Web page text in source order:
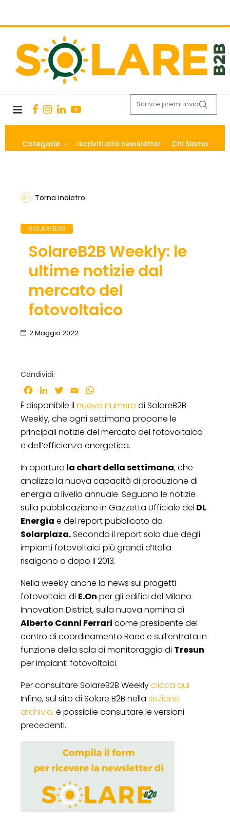
Categorie Iscriviti alla newsletter Chi Siamo
Torna indietro
SOLAREB2B
SolareB2B Weekly: le
ultime notizie dal
mercato del
fotovoltaico
2 Maggio 2022
Condividi:
Facebook
LinkedInTwitter
Email
È disponibile il nuovo numero di SolareB2B
Weekly, che ogni settimana propone le
principali notizie del mercato del fotovoltaico
e dell’efficienza energetica.
In apertura la chart della settimana, che
analizza la nuova capacità di produzione di
energia a livello annuale. Seguono le notizie
sulla pubblicazione in Gazzetta Ufficiale del DL
Energia e del report pubblicato da
Solarplaza.Secondo il report solo due degli
impianti fotovoltaici più grandi d’Italia
risalgono a dopo il 2013.
Nella weekly anche la news sui progetti
fotovoltaici di E.On per gli edifici del Milano
Innovation District, sulla nuova nomina di
Alberto Canni Ferrari come presidente del
centro di coordinamento Raee e sull’entrata in
funzione della sala di monitoraggio di Tresun
per impianti fotovoltaici.
Per consultare SolareB2B Weeklyclicca qui
Infine, sul sito di Solare B2B nella sezione
archivio,è possibile consultare le versioni
precedenti.